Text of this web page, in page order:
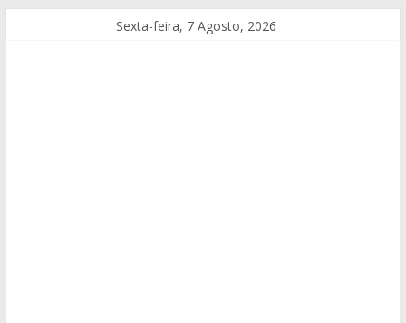
Sexta-feira, 7 Agosto, 2026